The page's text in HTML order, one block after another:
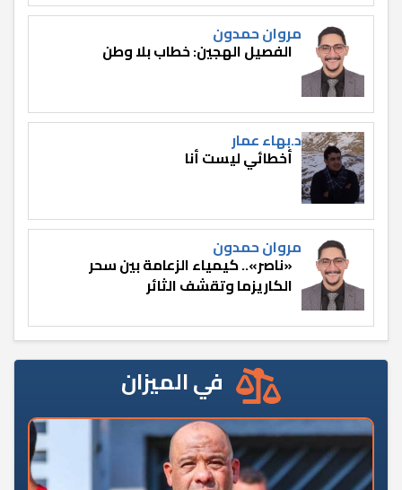
مروان حمدون
الفصيل الهجين: خطاب بلا وطن
د.بهاء عمار
أخطائي ليست أنا
مروان حمدون
«ناصر».. كيمياء الزعامة بين سحر
الكاريزما وتقشف الثائر
في الميزان